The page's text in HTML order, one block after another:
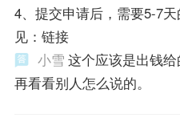
4、提交申请后，需要5-7
见：链接
小雪 这个应该是出钱
再看看别人怎么说的。